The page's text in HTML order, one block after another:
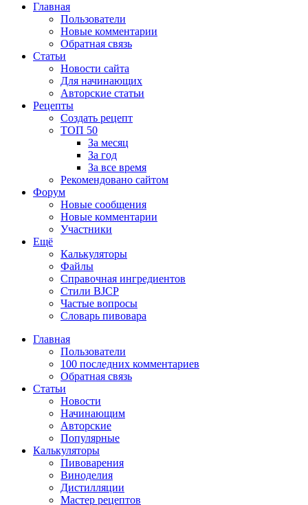
Главная
Пользователи
Новые комментарии
Обратная связь
Статьи
Новости сайта
Для начинающих
Авторские статьи
Рецепты
Создать рецепт
ТОП 50
За месяц
За год
За все время
Рекомендовано сайтом
Форум
Новые сообщения
Новые комментарии
Участники
Ещё
Калькуляторы
Файлы
Справочная ингредиентов
Стили BJCP
Частые вопросы
Словарь пивовара
Главная
Пользователи
100 последних комментариев
Обратная связь
Статьи
Новости
Начинающим
Авторские
Популярные
Калькуляторы
Пивоварения
Виноделия
Дистилляции
Мастер рецептов